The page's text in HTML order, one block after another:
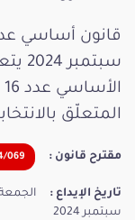
المتعلّق
مقترح قانون : 069
تاريخ الإيداع : الجمعة, 20 سبتمبر
سبتمبر 2024